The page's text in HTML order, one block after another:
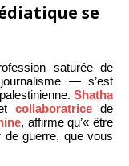
se
saturée de
— s’est
Shatha
etcollaboratrice de
, affirme qu’« être
de guerre, que vous